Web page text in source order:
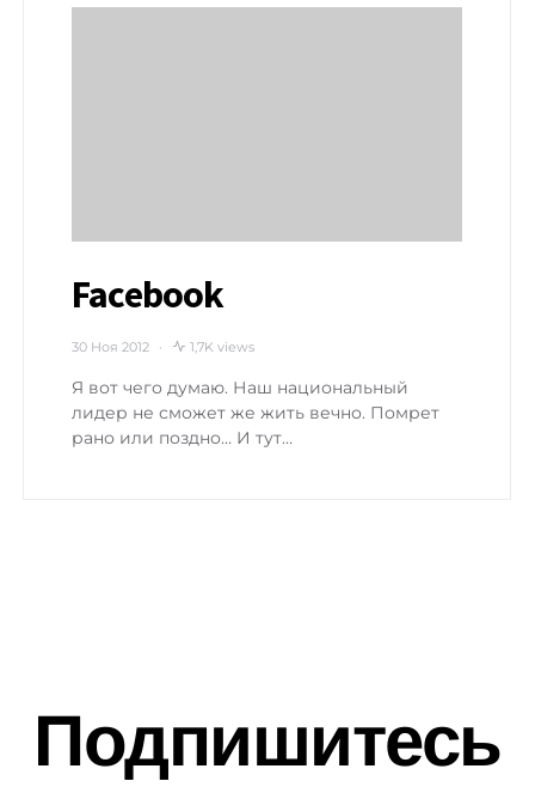
Facebook
30 Ноя 2012 1,7K views
Я вот чего думаю. Наш национальный
лидер не сможет же жить вечно. Помрет
рано или поздно… И тут…
Подпишитесь